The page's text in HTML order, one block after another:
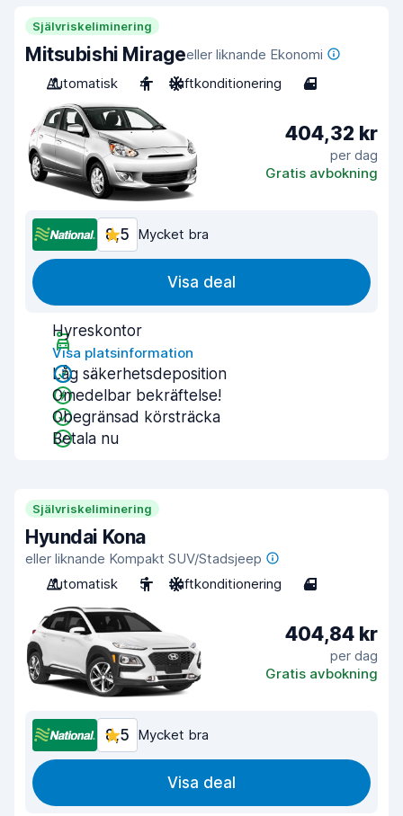
Självriskeliminering
Mitsubishi Mirageeller liknande Ekonomi
Automatisk
4 Luftkonditionering 4
404,32 kr
per dag
Gratis avbokning
8,5 Mycket bra
Visa deal
Hyreskontor
Visa platsinformation
Låg säkerhetsdeposition
Omedelbar bekräftelse!
Obegränsad körsträcka
Betala nu
Självriskeliminering
Hyundai Kona
eller liknande Kompakt SUV/Stadsjeep
Automatisk
5 Luftkonditionering 4
404,84 kr
per dag
Gratis avbokning
8,5 Mycket bra
Visa deal